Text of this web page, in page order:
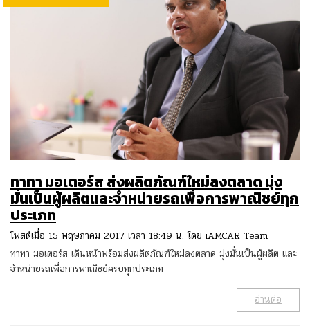
ทาทา มอเตอร์ส ส่งผลิตภัณฑ์ใหม่ลงตลาด มุ่ง
มั่นเป็นผู้ผลิตและจำหน่ายรถเพื่อการพาณิชย์ทุก
ประเภท
โพสต์เมื่อ 15 พฤษภาคม 2017 เวลา 18:49 น. โดย iAMCAR Team
ทาทา มอเตอร์ส เดินหน้าพร้อมส่งผลิตภัณฑ์ใหม่ลงตลาด มุ่งมั่นเป็นผู้ผลิต และ
จำหน่ายรถเพื่อการพาณิชย์ครบทุกประเภท
อ่านต่อ